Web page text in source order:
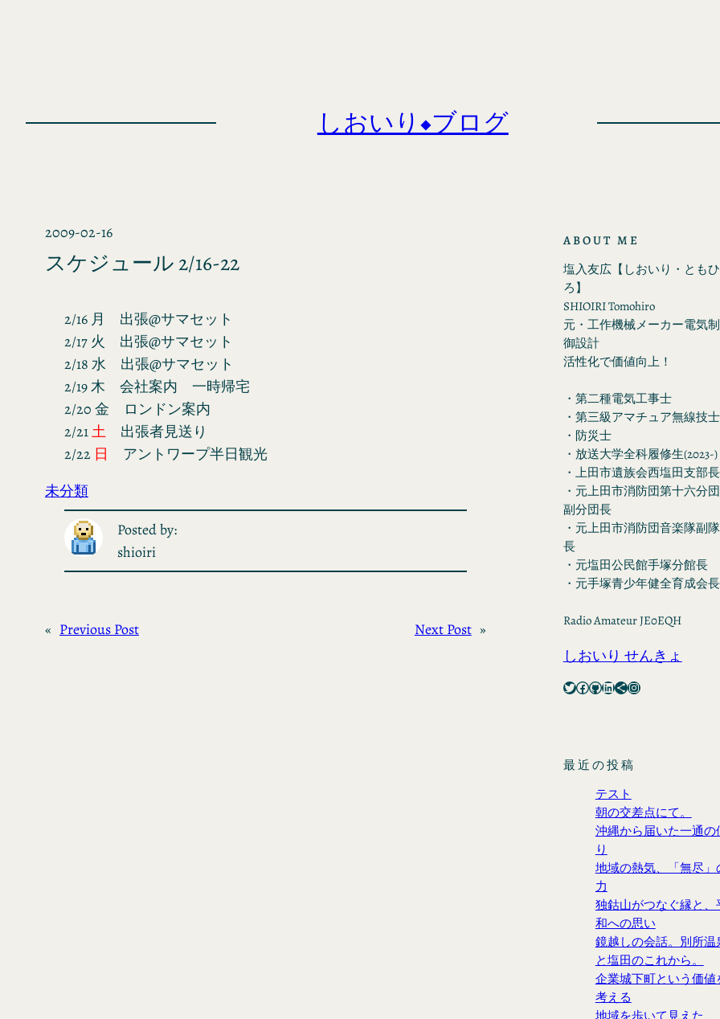
しおいり◆ブログ
2009-02-16
スケジュール 2/16-22
2/16 月 出張@サマセット
2/17 火 出張@サマセット
2/18 水 出張@サマセット
2/19 木 会社案内 一時帰宅
2/20 金 ロンドン案内
2/21土 出張者見送り
2/22 日
アントワープ半日観光
未分類
Posted by:
shioiri
« Previous Post Next Post »
ABOUT ME
塩入友広【しおいり・ともひ
ろ】
SHIOIRI Tomohiro
元・工作機械メーカー電気制
御設計
活性化で価値向上！
・第二種電気工事士
・第三級アマチュア無線技士
・防災士
・放送大学全科履修生(2023-)
・上田市遺族会西塩田支部長
・元上田市消防団第十六分団
副分団長
・元上田市消防団音楽隊副隊
長
・元塩田公民館手塚分館長
・元手塚青少年健全育成会長
Radio Amateur JE0EQH
しおいり せんきょ
Twitter Facebook GitHub LinkedIn Share Icon Instagram
最近の投稿
テスト
朝の交差点にて。
沖縄から届いた一通の
り
地域の熱気、「無尽」
力
独鈷山がつなぐ縁と、
和への思い
鏡越しの会話。別所温
と塩田のこれから。
企業城下町という価値
考える
地域を歩いて見えた、